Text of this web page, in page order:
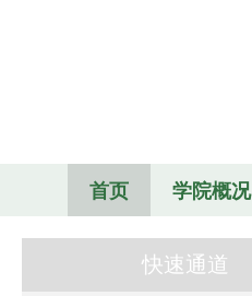
首页 学院概况
快速通道